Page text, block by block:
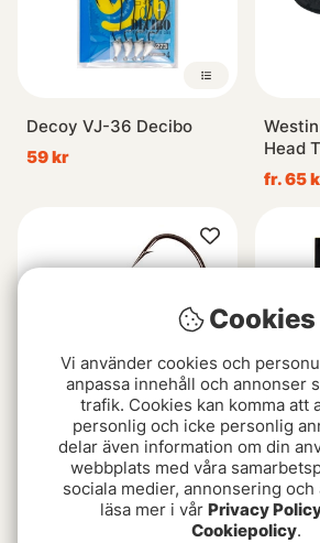
Decoy VJ-36 Decibo
59 kr
Head
fr. 65
BFT Triple S Jighead Hot
Yellow
Decoy
69 kr
Cookies
Vi använder cookies och
anpassa innehåll och annonser
trafik. Cookies kan komma att
personlig och icke personlig
delar även information om din
webbplats med våra
sociala medier, annonsering och
läsa mer i vår Privacy
Cookiepolicy.